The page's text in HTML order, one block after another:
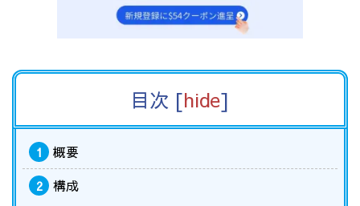
目次 [hide]
1 概要
2 構成